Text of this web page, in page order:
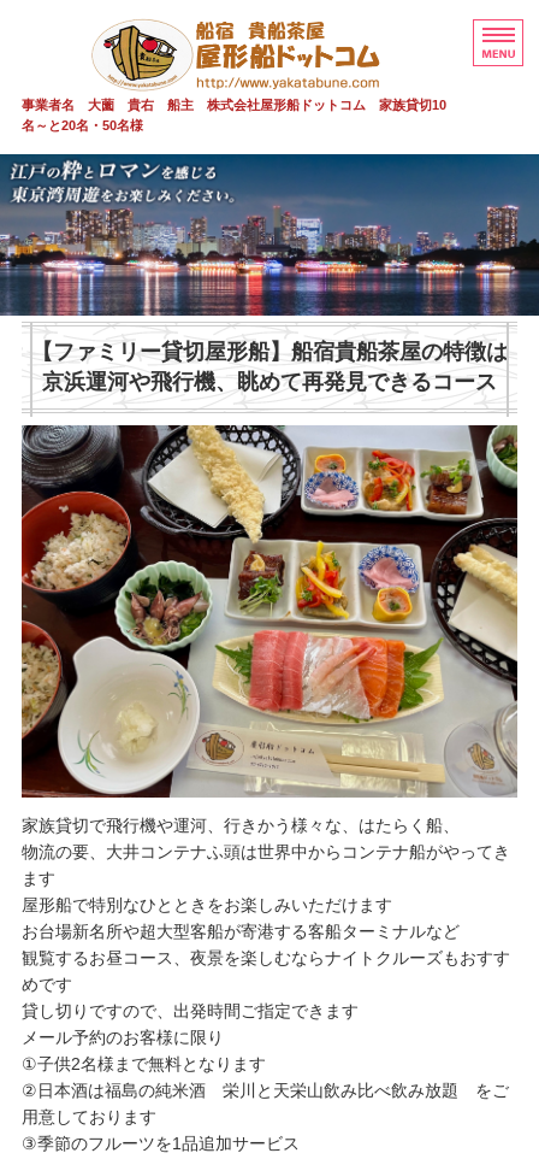
屋形船 貸切
事業者名 大薗 貴右 船主 株式会社屋形船ドットコム 家族貸切10
名～と20名・50名様
屋形船 貸切 貴船茶屋
貴船茶屋 20～50名
家族貸切少人数
安全情報
ご予約・お問い合わせ
【ファミリー貸切屋形船】船宿貴船茶屋の特徴は
京浜運河や飛行機、眺めて再発見できるコース
家族貸切で飛行機や運河、行きかう様々な、はたらく船、
物流の要、大井コンテナふ頭は世界中からコンテナ船がやってき
ます
屋形船で特別なひとときをお楽しみいただけます
お台場新名所や超大型客船が寄港する客船ターミナルなど
観覧するお昼コース、夜景を楽しむならナイトクルーズもおすす
めです
貸し切りですので、出発時間ご指定できます
メール予約のお客様に限り
①子供2名様まで無料となります
②日本酒は福島の純米酒 栄川と天栄山飲み比べ飲み放題 をご
用意しております
③季節のフルーツを1品追加サービス